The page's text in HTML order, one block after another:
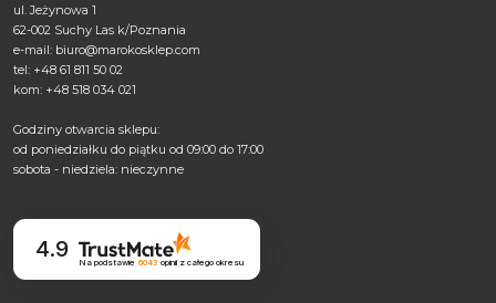
ul. Jeżynowa 1
62-002 Suchy Las k/Poznania
e-mail: biuro@marokosklep.com
tel: +48 61 811 50 02
kom: +48 518 034 021
Godziny otwarcia sklepu:
od poniedziałku do piątku od 09:00 do 17:00
sobota - niedziela: nieczynne
4.9
Na podstawie 6043 opinii z całego okresu